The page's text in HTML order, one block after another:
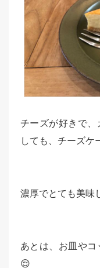
チーズが好きで、
しても、チーズケ
濃厚でとても美味
あとは、お皿や
😌